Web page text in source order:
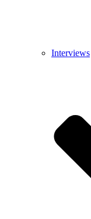
Interviews